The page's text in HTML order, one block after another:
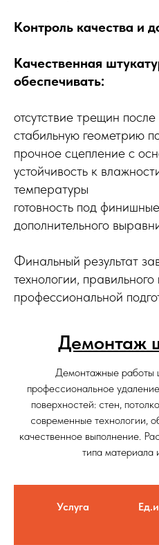
Контроль качества и
Качественная
обеспечивать:
отсутствие трещин
стабильную геометрию
прочное сцепление с
устойчивость к
температуры
готовность под
дополнительного
Финальный результат
технологии,
профессиональной
Демонтаж
Демонтажные работы
профессиональное
поверхностей: стен,
современные технологии,
качественное выполнение.
типа материала
Услуга